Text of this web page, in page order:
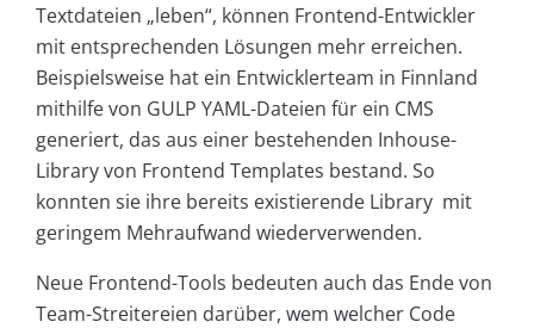
Textdateien „leben“, können Frontend-Entwickler
mit entsprechenden Lösungen mehr erreichen.
Beispielsweise hat ein Entwicklerteam in Finnland
mithilfe von GULP YAML-Dateien für ein CMS
generiert, das aus einer bestehenden Inhouse-
Library von Frontend Templates bestand. So
konnten sie ihre bereits existierende Library mit
geringem Mehraufwand wiederverwenden.
Neue Frontend-Tools bedeuten auch das Ende von
Team-Streitereien darüber, wem welcher Code